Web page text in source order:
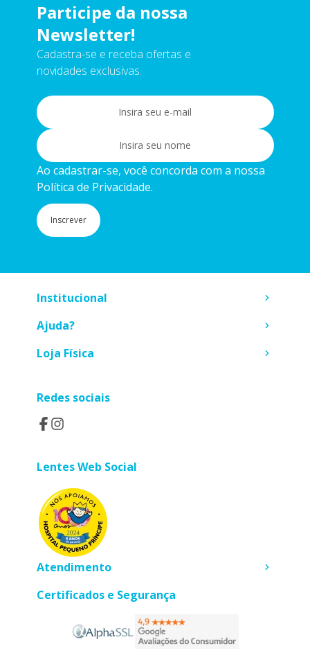
Participe da nossa
Newsletter!
Cadastra-se e receba ofertas e
novidades exclusivas.
Ao cadastrar-se, você concorda com a nossa
Política de Privacidade.
Inscrever
Institucional
Ajuda?
Loja Física
Redes sociais
Lentes Web Social
Atendimento
Certificados e Segurança